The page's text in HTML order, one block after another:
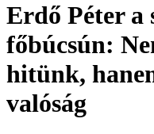
Erdő Péter a
főbúcsún:
hitünk,
valóság